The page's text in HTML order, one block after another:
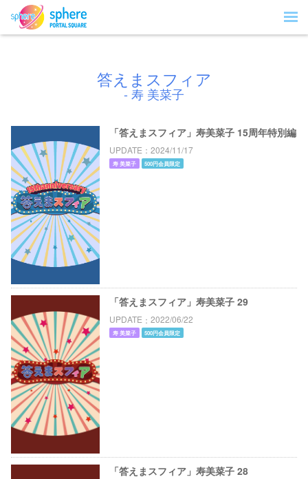
答えまスフィア
- 寿 美菜子
「答えまスフィア」寿美菜子 15周年特別編
UPDATE 2024/11/17
寿 美菜子 500円会員限定
「答えまスフィア」寿美菜子 29
UPDATE 2022/06/22
寿 美菜子 500円会員限定
「答えまスフィア」寿美菜子 28